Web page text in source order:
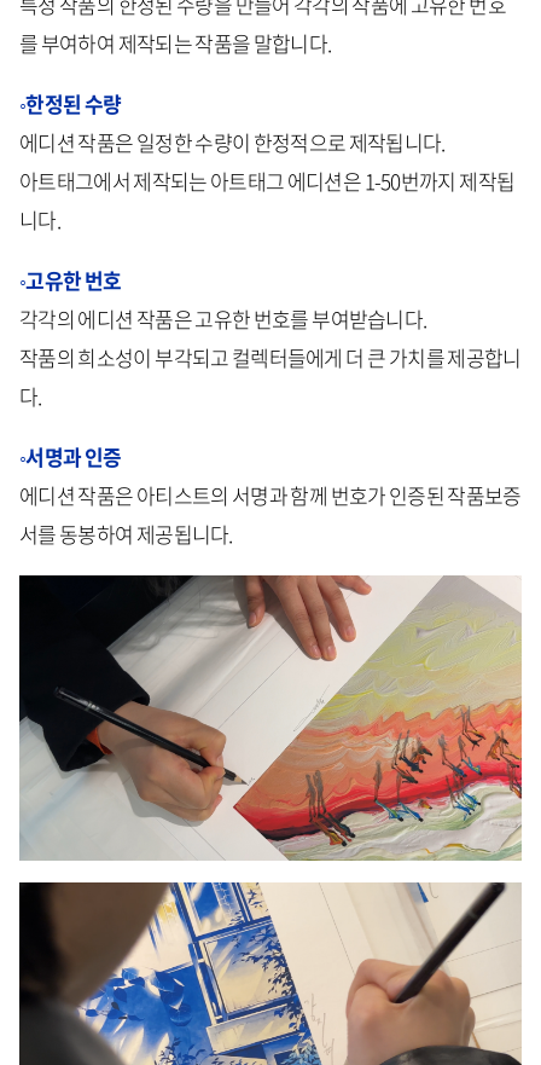
를 부여하여 제작되는 작품을 말합니다.
◦한정된 수량
에디션 작품은 일정한 수량이 한정적으로 제작됩니다.
아트태그에서 제작되는 아트태그 에디션은 1-50번까지 제작됩
니다.
◦고유한 번호
각각의 에디션 작품은 고유한 번호를 부여받습니다.
작품의 희소성이 부각되고 컬렉터들에게 더 큰 가치를 제공합니
다.
◦서명과 인증
에디션 작품은 아티스트의 서명과 함께 번호가 인증된 작품보증
서를 동봉하여 제공됩니다.